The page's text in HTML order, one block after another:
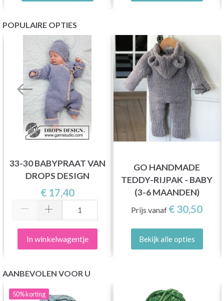
POPULAIRE OPTIES
33-30 BABYPRAAT VAN
DROPS DESIGN
€ 17,40
In winkelwagentje
GO HANDMADE
TEDDY-RIJPAK - BABY
(3-6 MAANDEN)
Prijs vanaf € 30,50
Bekijk alle opties
AANBEVOLEN VOOR U
50%korting